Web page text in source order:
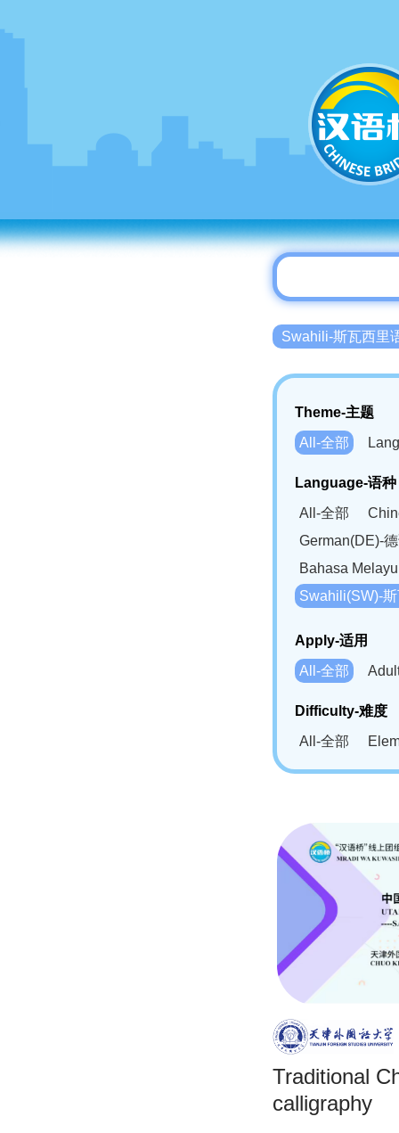
Swahili-斯瓦西里
Theme-主题
All-全部
Language-语种
All-全部
German(DE)-
Bahasa
Swahili(SW)-
Apply-适用
All-全部
Difficulty-难度
All-全部
Traditional
calligraphy